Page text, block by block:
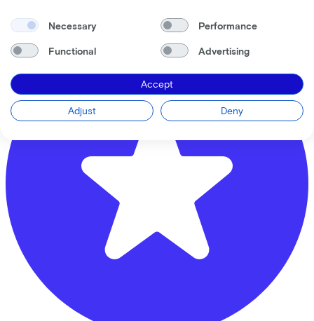
Necessary Performance
Functional Advertising
Accept
Adjust Deny